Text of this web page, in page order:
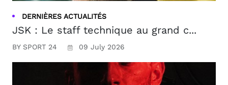
DERNIÈRES ACTUALITÉS
JSK : Le staff technique au grand c...
BY SPORT 24 09 July 2026